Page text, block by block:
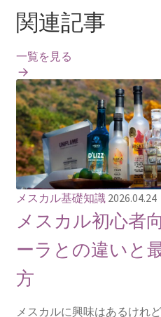
関連記事
一覧を見る
メスカル基礎知識 2026.04.24
メスカル初心者
ーラとの違いと
方
メスカルに興味はあるけれ